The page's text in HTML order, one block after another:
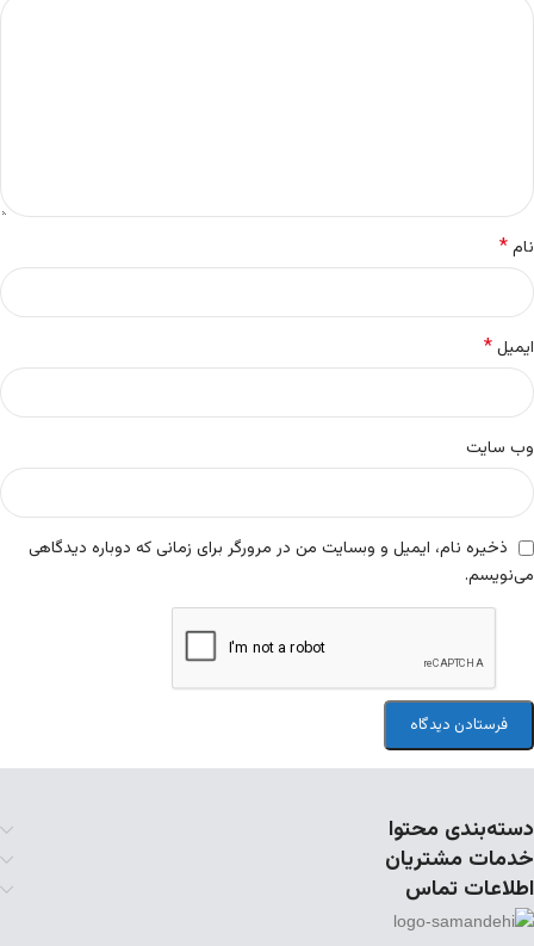
نام*
ایمیل*
وب‌ سایت
ذخیره نام، ایمیل و وبسایت من در مرورگر برای زمانی که دوباره دیدگاهی
می‌نویسم.
دسته‌بندی محتوا
خدمات مشتریان
اطلاعات تماس